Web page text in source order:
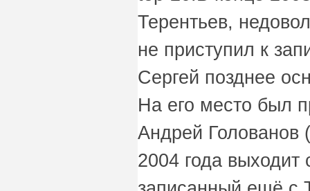
Терентьев,
не приступил к
Сергей позднее
На его место был
Андрей Голованов
2004 года выходит